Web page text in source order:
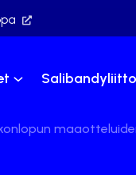
Salibandyliitto